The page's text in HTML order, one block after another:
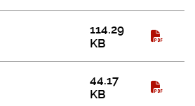
114.29
KB
44.17
KB